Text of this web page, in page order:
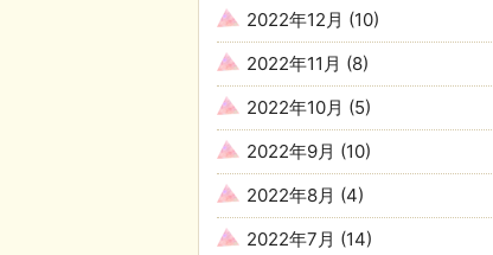
2022年12月 (10)
2022年11月 (8)
2022年10月 (5)
2022年9月 (10)
2022年8月 (4)
2022年7月 (14)